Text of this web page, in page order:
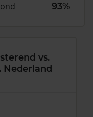
93%
vs.
Nederland